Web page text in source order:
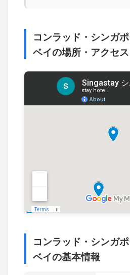
コンラッド・シンガ
ベイの場所・アクセス
コンラッド・シンガ
ベイの基本情報